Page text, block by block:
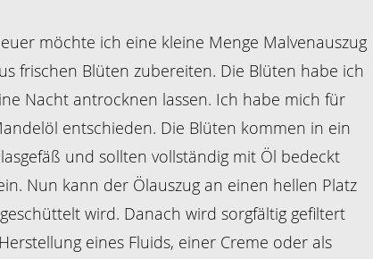
möchte ich eine kleine Menge Malvenauszug
frischen Blüten zubereiten. Die Blüten habe ich
Nacht antrocknen lassen. Ich habe mich für
entschieden. Die Blüten kommen in ein
und sollten vollständig mit Öl bedeckt
Nun kann der Ölauszug an einen hellen Platz
wird. Danach wird sorgfältig gefiltert
eines Fluids, einer Creme oder als